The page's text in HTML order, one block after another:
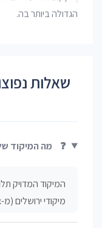
הגדולה ביותר בה.
שאלות
❓ מה המיקוד
המיקוד המדויק
מיקודי ירושלים (מ-90xxxx).